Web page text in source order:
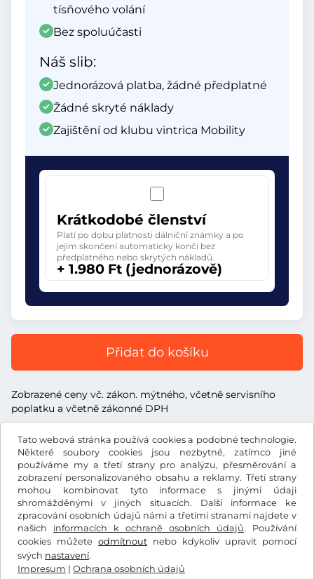
Tato webová stránka používá cookies a podobné technologie.
Některé soubory cookies jsou nezbytné, zatímco jiné
používáme my a třetí strany pro analýzu, přesměrování a
zobrazení personalizovaného obsahu a reklamy. Třetí strany
mohou kombinovat tyto informace s jinými údaji
shromážděnými v jiných situacích. Další informace ke
zpracování osobních údajů námi a třetími stranami najdete v
našich informacích k ochraně osobních údajů. Používání
cookies můžete odmítnout nebo kdykoliv upravit pomocí
svých nastavení.
Impresum | Ochrana osobních údajů
tísňového volání
Bez spoluúčasti
Náš slib:
Jednorázová platba, žádné předplatné
Žádné skryté náklady
Zajištění od klubu vintrica Mobility
Krátkodobé členství
Platí po dobu platnosti dálniční známky a po
jejím skončení automaticky končí bez
předplatného nebo skrytých nákladů.
+ 1.980 Ft (jednorázově)
Přidat do košíku
Zobrazené ceny vč. zákon. mýtného, včetně servisního
poplatku a včetně zákonné DPH
FtHUF
Facebook Instagram
Všeobecné obchodní podmínky / Právo na odstoupení od
smlouvy